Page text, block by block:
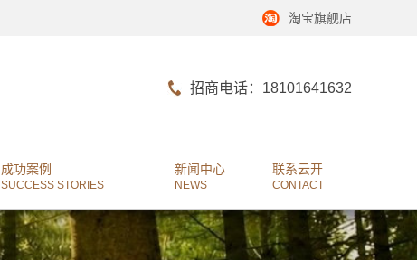
淘宝旗舰店
招商电话：18101641632
成功案例
SUCCESS STORIES
新闻中心
NEWS
联系云开
CONTACT